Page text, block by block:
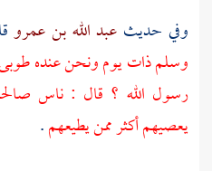
وفي حديث عبد الله بن عمرو
وسلم ذات يوم ونحن عنده طوبى
رسول الله ؟ قال : ناس
يعصيهم أكثر ممن يطيعهم.